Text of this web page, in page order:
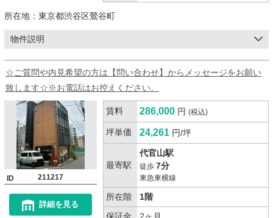
所在地： 東京都渋谷区鶯谷町
物件説明
☆ご質問や内見希望の方は【問い合わせ】からメッセージをお願い
致します☆※お電話はお控えください。
ID 211217
詳細を見る
賃料 286,000 円 (税込)
坪単価 24,261 円/坪
最寄駅
代官山駅
徒歩 7分
東急東横線
所在階
1階
保証金
2ヶ月